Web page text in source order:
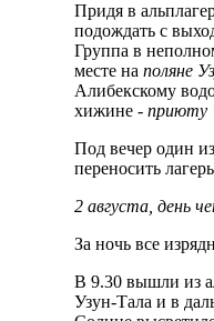
Придя в
подождать с
Группа в
месте наполяне
Алибекскому
хижине -приюту
Под вечер один
переносить
2 августа, день
За ночь все
В 9.30 вышли из
Узун-Тала и в